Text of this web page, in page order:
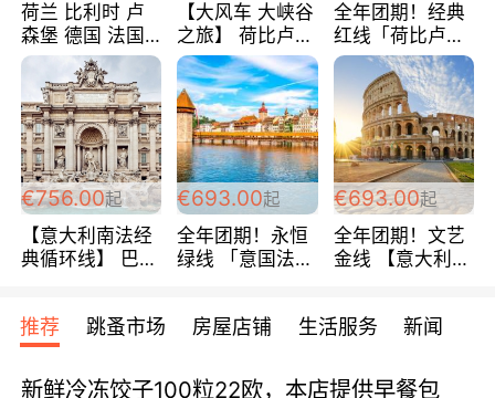
荷兰 比利时 卢
森堡 德国 法国
超爽玩遍西欧 循
环线 全程四星宾
馆 108欧/人/天
【大风车 大峡谷
之旅】 荷比卢德
法 巴黎上下 经
典五国四日游
488欧/人
全年团期！经典
红线「荷比卢德
法」七天循环 五
国 仅售99欧/人/
天！巴黎上下！
包拼房~
€756.00起
【意大利南法经
典循环线】 巴黎
宾馆 108欧/天起
全程756欧/位
€693.00起
全年团期！永恒
绿线 「意国法
欧/天起 ~包拼房
€693.00起
全年团期！文艺
金线 【意大利一
每周铁发！
推荐 跳蚤市场 房屋店铺 生活服务 新闻
新鲜冷冻饺子100粒22欧，本店提供早餐包